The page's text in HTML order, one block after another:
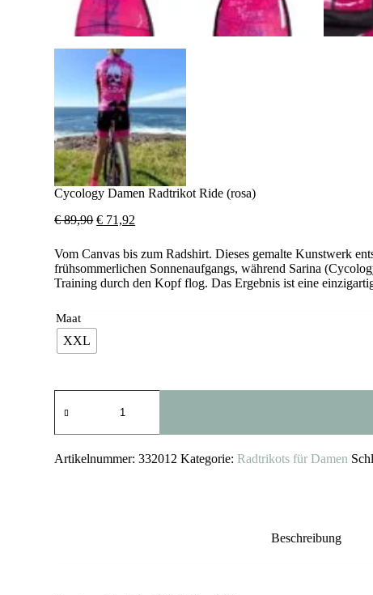
Cycology Damen Radtrikot Ride (rosa)
€89,90 Ursprünglicher
€ 89,90
€ 71,92
€ 71,92.
Vom Canvas bis zum Radshirt. Dieses gemalte Kunstwerk
frühsommerlichen Sonnenaufgangs, während Sarina
Training durch den Kopf flog. Das Ergebnis ist eine
Maat
XXL
Damen
Ride
Menge
Artikelnummer:332012 Kategorie:Radtrikots für Damen
Beschreibung